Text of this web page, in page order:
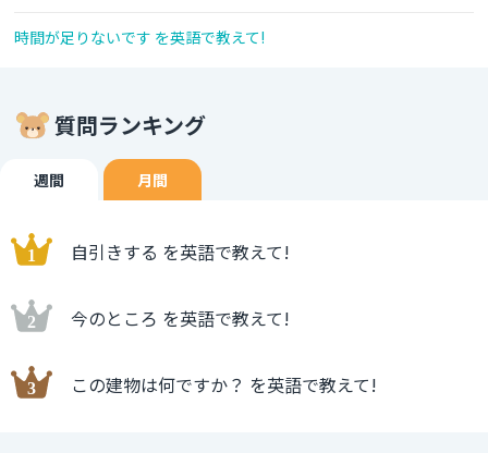
時間が足りないです を英語で教えて!
質問ランキング
週間 月間
自引きする を英語で教えて!
今のところ を英語で教えて!
この建物は何ですか？ を英語で教えて!